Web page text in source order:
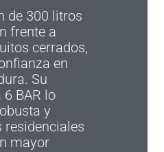
de 300 litros
frente a
cerrados,
en
Su
BAR lo
y
residenciales
mayor